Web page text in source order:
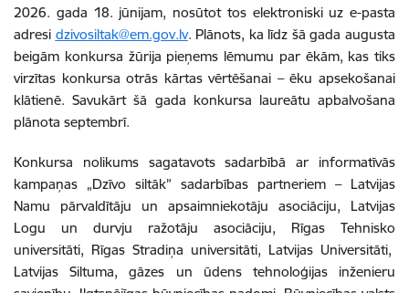
2026. gada 18. jūnijam, nosūtot tos elektroniski uz e-pasta
adresi dzivosiltak@em.gov.lv. Plānots, ka līdz šā gada augusta
beigām konkursa žūrija pieņems lēmumu par ēkām, kas tiks
virzītas konkursa otrās kārtas vērtēšanai – ēku apsekošanai
klātienē. Savukārt šā gada konkursa laureātu apbalvošana
plānota septembrī.
Konkursa nolikums sagatavots sadarbībā ar informatīvās
kampaņas „Dzīvo siltāk” sadarbības partneriem – Latvijas
Namu pārvaldītāju un apsaimniekotāju asociāciju, Latvijas
Logu un durvju ražotāju asociāciju, Rīgas Tehnisko
universitāti, Rīgas Stradiņa universitāti, Latvijas Universitāti,
Latvijas Siltuma, gāzes un ūdens tehnoloģijas inženieru